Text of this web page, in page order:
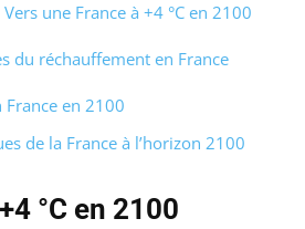
une France à +4 °C en 2100
du réchauffement en France
en 2100
de la France à l’horizon 2100
°C en 2100